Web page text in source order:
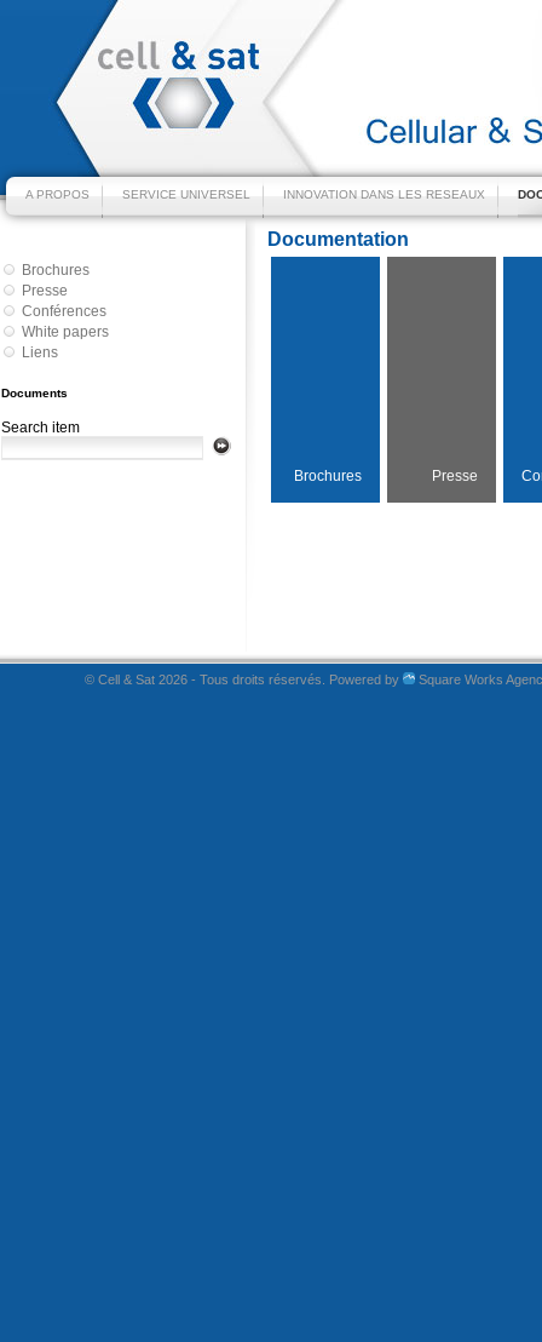
A PROPOS SERVICE UNIVERSEL INNOVATION DANS LES RESEAUX
Brochures
Presse
Conférences
White papers
Liens
Documents
Search item
Documentation
Brochures Presse
© Cell & Sat 2026 - Tous droits réservés. Powered by Square Works